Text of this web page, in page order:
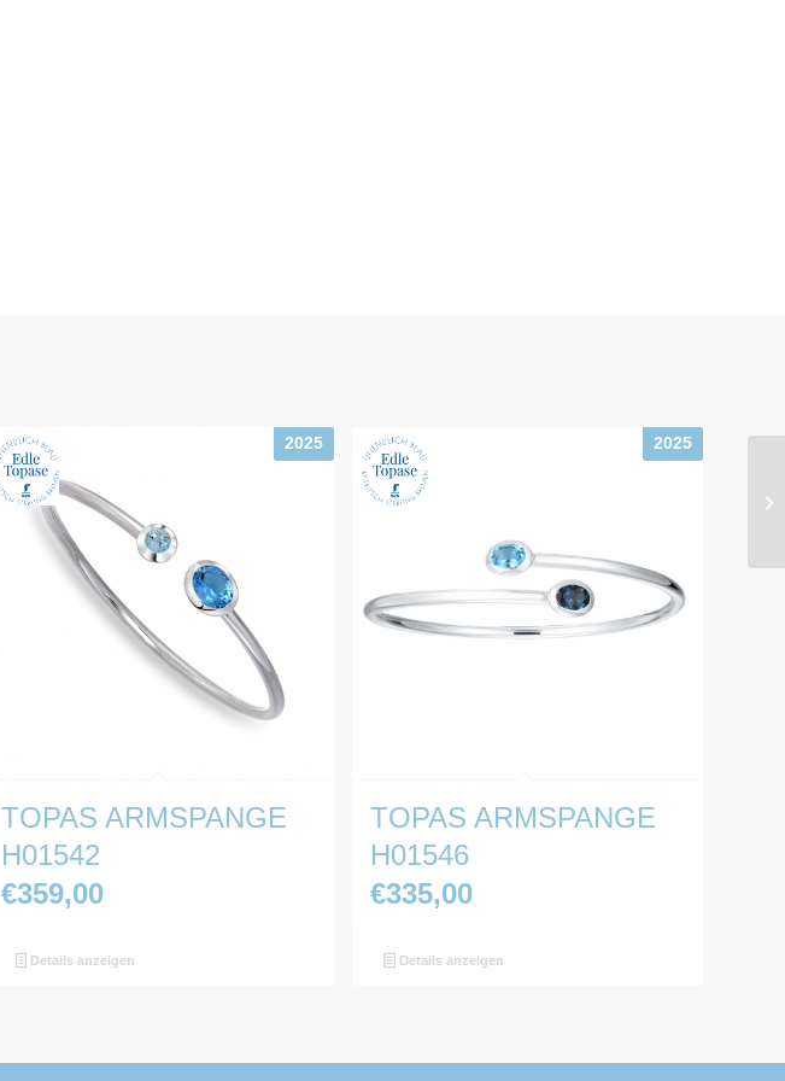
2025
TOPAS ARMSPANGE
H01542
€359,00
Details anzeigen
2025
TOPAS ARMSPANGE
H01546
€335,00
Details anzeigen